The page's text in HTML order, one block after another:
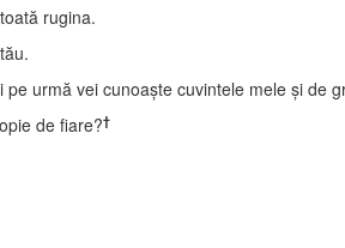
rugina.
urmă vei cunoaşte cuvintele mele şi de
de fiare?†